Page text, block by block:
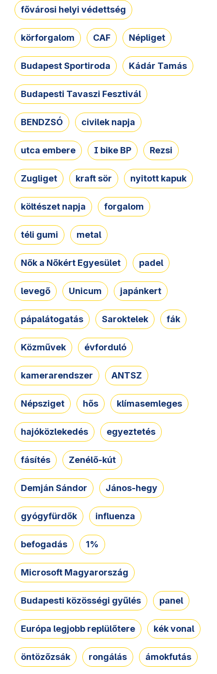
fővárosi helyi védettség
körforgalom CAF Népliget
Budapest Sportiroda Kádár Tamás
Budapesti Tavaszi Fesztivál
BENDZSÓ civilek napja
utca embere I bike BP Rezsi
Zugliget kraft sör nyitott kapuk
költészet napja forgalom
téli gumi metal
Nők a Nőkért Egyesület padel
levegő Unicum japánkert
pápalátogatás Saroktelek fák
Közművek évforduló
kamerarendszer ANTSZ
Népsziget hős klímasemleges
hajóközlekedés egyeztetés
fásítés Zenélő-kút
Demján Sándor János-hegy
gyógyfürdők influenza
befogadás 1%
Microsoft Magyarország
Budapesti közösségi gyűlés panel
Európa legjobb replülőtere kék vonal
öntözőzsák rongálás ámokfutás